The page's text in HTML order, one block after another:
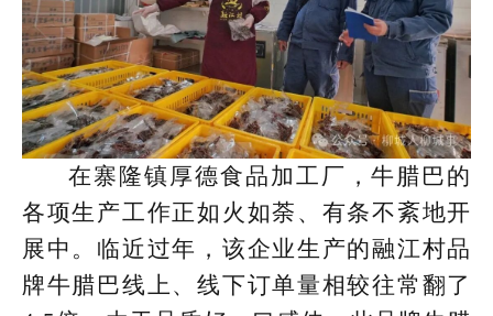
在寨隆镇厚德食品加工厂，牛腊巴的
各项生产工作正如火如荼、有条不紊地开
展中。临近过年，该企业生产的融江村品
牌牛腊巴线上、线下订单量相较往常翻了